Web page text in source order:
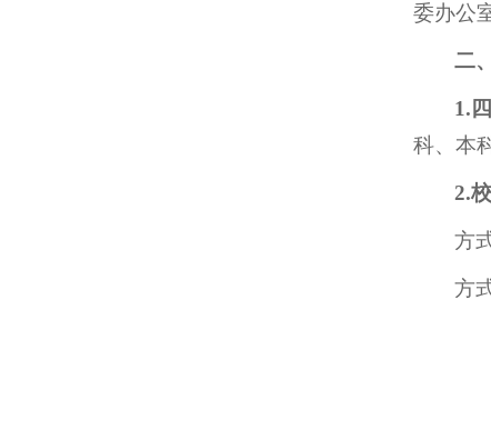
委办公
二
1.
科、本
2.
方
方